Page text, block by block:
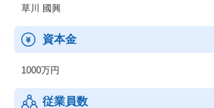
草川 國興
資本金
1000万円
従業員数